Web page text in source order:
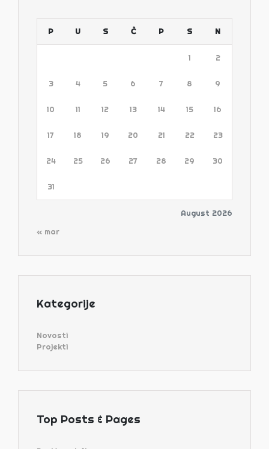
August 2026
P U S Č P S N
1 2
3 4 5 6 7 8 9
10 11 12 13 14 15 16
17 18 19 20 21 22 23
24 25 26 27 28 29 30
31
« mar
Kategorije
Novosti
Projekti
Top Posts & Pages